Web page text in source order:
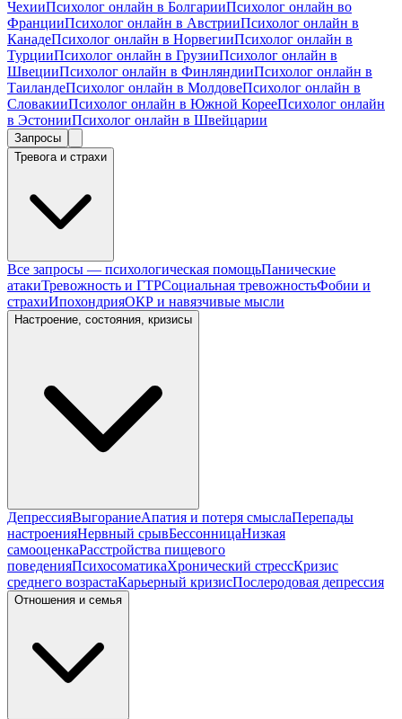
ЧехииПсихолог онлайн в БолгарииПсихолог онлайн во
ФранцииПсихолог онлайн в АвстрииПсихолог онлайн в
КанадеПсихолог онлайн в НорвегииПсихолог онлайн в
ТурцииПсихолог онлайн в ГрузииПсихолог онлайн в
ШвецииПсихолог онлайн в ФинляндииПсихолог онлайн в
ТаиландеПсихолог онлайн в МолдовеПсихолог онлайн в
СловакииПсихолог онлайн в Южной КорееПсихолог онлайн
в ЭстонииПсихолог онлайн в Швейцарии
Запросы
Тревога и страхи
Все запросы — психологическая помощьПанические
атакиТревожность и ГТРСоциальная тревожностьФобии и
страхиИпохондрияОКР и навязчивые мысли
Настроение, состояния, кризисы
ДепрессияВыгораниеАпатия и потеря смыслаПерепады
настроенияНервный срывБессонницаНизкая
самооценкаРасстройства пищевого
поведенияПсихосоматикаХронический стрессКризис
среднего возрастаКарьерный кризисПослеродовая депрессия
Отношения и семья